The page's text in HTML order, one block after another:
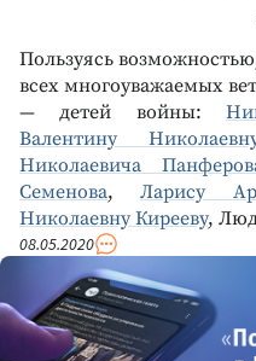
Пользуясь
всех многоуважаемых
— детей войны:
Валентину
Николаевича
Семенова,Ларису
Николаевну Кирееву,
08.05.2020